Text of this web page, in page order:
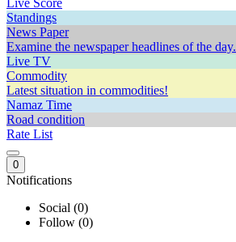
Live Score
Standings
News Paper
Examine the newspaper headlines of the day.
Live TV
Commodity
Latest situation in commodities!
Namaz Time
Road condition
Rate List
0
Notifications
Social (0)
Follow (0)